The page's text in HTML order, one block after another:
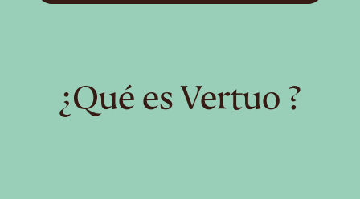
¿Qué es Vertuo ?